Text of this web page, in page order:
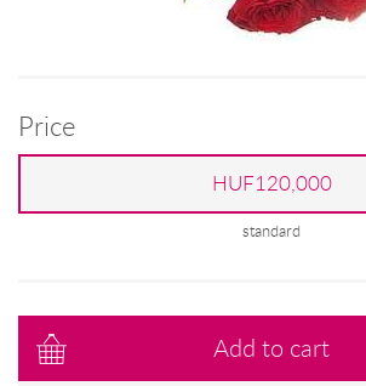
Price
HUF120,000
standard
Add to cart